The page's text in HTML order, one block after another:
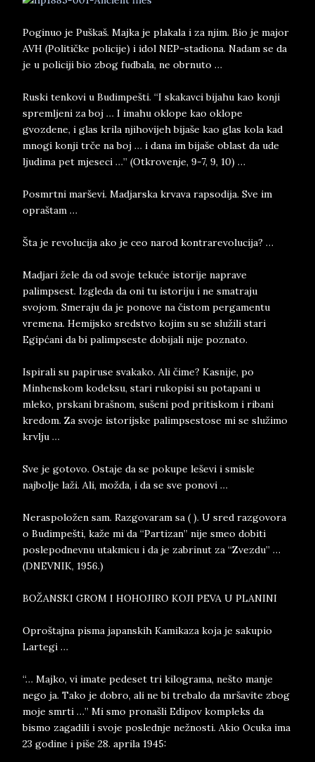
Poginuo je Puškaš. Majka je plakala i za njim. Bio je major
AVH (Političke policije) i idol NEP-stadiona. Nadam se da
je u policiji bio zbog fudbala, ne obrnuto …
Ruski tenkovi u Budimpešti. “I skakavci bijahu kao konji
spremljeni za boj … I imahu oklope kao oklope
gvozdene, i glas krila njihovijeh bijaše kao glas kola kad
mnogi konji trče na boj … i dana im bijaše oblast da ude
ljudima pet mjeseci …” (Otkrovenje, 9-7, 9, 10) …
Posmrtni marševi. Madjarska krvava rapsodija. Sve im
opraštam …
Šta je revolucija ako je ceo narod kontrarevolucija? …
Madjari žele da od svoje tekuće istorije naprave
palimpsest. Izgleda da oni tu istoriju i ne smatraju
svojom. Smeraju da je ponove na čistom pergamentu
vremena. Hemijsko sredstvo kojim su se služili stari
Egipćani da bi palimpseste dobijali nije poznato.
Ispirali su papiruse svakako. Ali čime? Kasnije, po
Minhenskom kodeksu, stari rukopisi su potapani u
mleko, prskani brašnom, sušeni pod pritiskom i ribani
kredom. Za svoje istorijske palimpsestose mi se služimo
krvlju …
Sve je gotovo. Ostaje da se pokupe leševi i smisle
najbolje laži. Ali, možda, i da se sve ponovi …
Neraspoložen sam. Razgovaram sa ( ). U sred razgovora
o Budimpešti, kaže mi da “Partizan” nije smeo dobiti
poslepodnevnu utakmicu i da je zabrinut za “Zvezdu” …
(DNEVNIK, 1956.)
BOŽANSKI GROM I HOHOJIRO KOJI PEVA U PLANINI
Oproštajna pisma japanskih Kamikaza koja je sakupio
Lartegi …
“… Majko, vi imate pedeset tri kilograma, nešto manje
nego ja. Tako je dobro, ali ne bi trebalo da mršavite zbog
moje smrti …” Mi smo pronašli Edipov kompleks da
bismo zagadili i svoje poslednje nežnosti. Akio Ocuka ima
23 godine i piše 28. aprila 1945: